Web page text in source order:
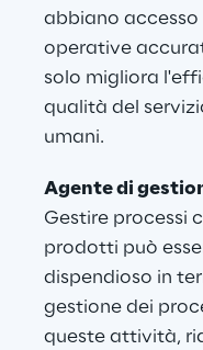
abbiano
operative
solo migliora
qualità del
umani.
Agente di
Gestire processi
prodotti può
dispendioso in
gestione dei
queste attività,